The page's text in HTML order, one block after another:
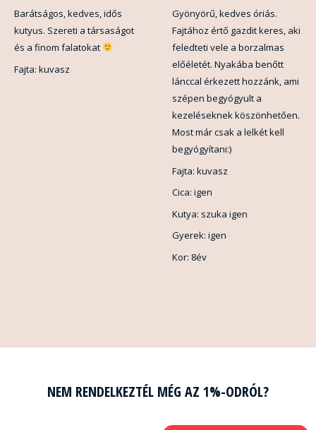
Barátságos, kedves, idős
kutyus. Szereti a társaságot
és a finom falatokat
Fajta: kuvasz
Gyönyörű, kedves óriás.
Fajtához értő gazdit keres, aki
feledteti vele a borzalmas
előéletét. Nyakába benőtt
lánccal érkezett hozzánk, ami
szépen begyógyult a
kezeléseknek köszönhetően.
Most már csak a lelkét kell
begyógyítani:)
Fajta: kuvasz
Cica: igen
Kutya: szuka igen
Gyerek: igen
Kor: 8év
NEM RENDELKEZTÉL MÉG AZ 1%-ODRÓL?